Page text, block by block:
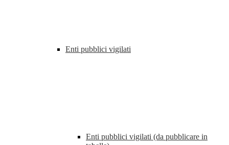
Enti pubblici vigilati
Enti pubblici vigilati (da pubblicare in